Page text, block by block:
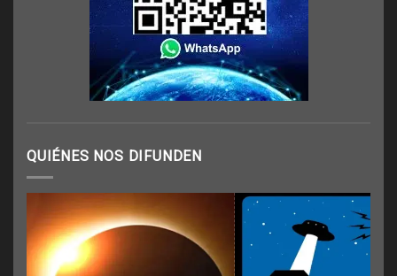
QUIÉNES NOS DIFUNDEN